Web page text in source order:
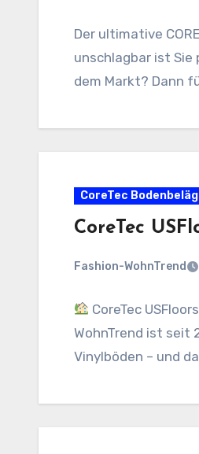
Der ultimative
unschlagbar ist Sie
dem Markt? Dann
CoreTec
CoreTec
Fashion-WohnTrend
CoreTec
WohnTrend ist seit
Vinylböden – und